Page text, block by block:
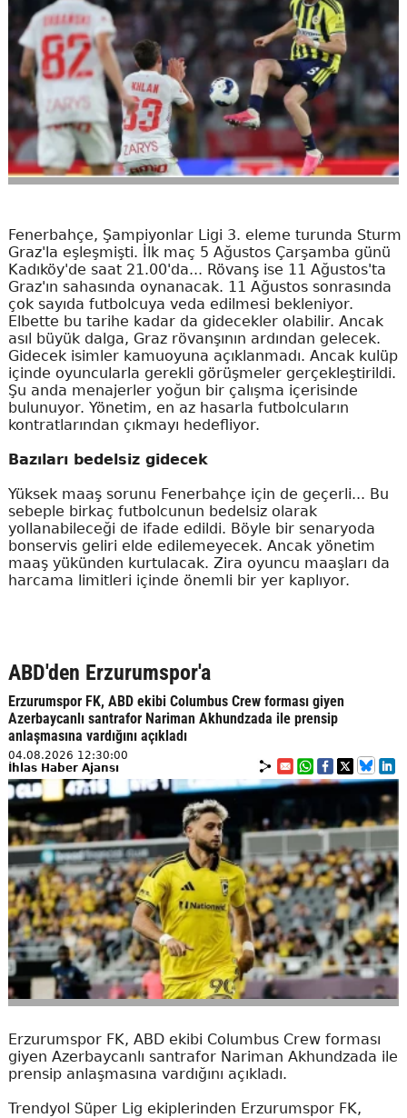
Fenerbahçe, Şampiyonlar Ligi 3. eleme turunda Sturm
Graz'la eşleşmişti. İlk maç 5 Ağustos Çarşamba günü
Kadıköy'de saat 21.00'da... Rövanş ise 11 Ağustos'ta
Graz'ın sahasında oynanacak. 11 Ağustos sonrasında
çok sayıda futbolcuya veda edilmesi bekleniyor.
Elbette bu tarihe kadar da gidecekler olabilir. Ancak
asıl büyük dalga, Graz rövanşının ardından gelecek.
Gidecek isimler kamuoyuna açıklanmadı. Ancak kulüp
içinde oyuncularla gerekli görüşmeler gerçekleştirildi.
Şu anda menajerler yoğun bir çalışma içerisinde
bulunuyor. Yönetim, en az hasarla futbolcuların
kontratlarından çıkmayı hedefliyor.
Bazıları bedelsiz gidecek
Yüksek maaş sorunu Fenerbahçe için de geçerli... Bu
sebeple birkaç futbolcunun bedelsiz olarak
yollanabileceği de ifade edildi. Böyle bir senaryoda
bonservis geliri elde edilemeyecek. Ancak yönetim
maaş yükünden kurtulacak. Zira oyuncu maaşları da
harcama limitleri içinde önemli bir yer kaplıyor.
ABD'den Erzurumspor'a
Erzurumspor FK, ABD ekibi Columbus Crew forması giyen
Azerbaycanlı santrafor Nariman Akhundzada ile prensip
anlaşmasına vardığını açıkladı
04.08.2026 12:30:00
İhlas Haber Ajansı
Erzurumspor FK, ABD ekibi Columbus Crew forması
giyen Azerbaycanlı santrafor Nariman Akhundzada ile
prensip anlaşmasına vardığını açıkladı.
Trendyol Süper Lig ekiplerinden Erzurumspor FK,